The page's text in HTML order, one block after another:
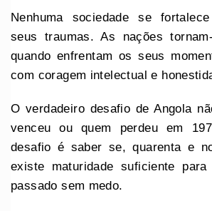
Nenhuma sociedade se
seus traumas. As nações
quando enfrentam os seus
com coragem intelectual e
O verdadeiro desafio de Angola
venceu ou quem perdeu em
desafio é saber se, quarenta e
existe maturidade suficiente
passado sem medo.